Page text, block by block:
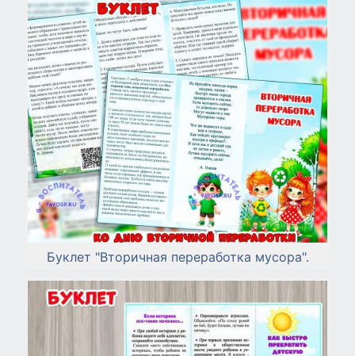
Буклет "Вторичная переработка мусора".